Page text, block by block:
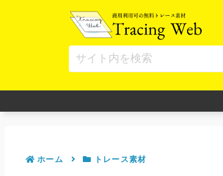
ホーム トレース素材